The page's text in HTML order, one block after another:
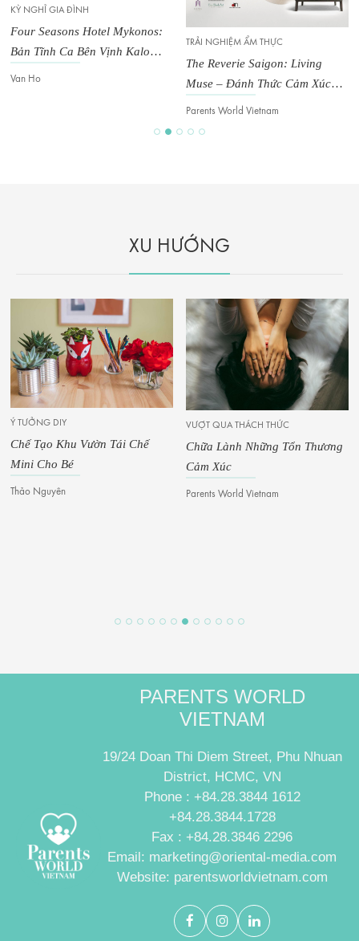
KỲ NGHỈ GIA ĐÌNH
Four Seasons Hotel Mykonos:
Bản Tĩnh Ca Bên Vịnh Kalo
Van Ho
TRẢI NGHIỆM ẨM THỰC
The Reverie Saigon: Living
Muse – Đánh Thức Cảm Xúc
Trong Không Gian Đương Đại
Parents World Vietnam
XU HƯỚNG
Ý TƯỞNG DIY
Chế Tạo Khu Vườn Tái Chế
Mini Cho Bé
Thảo Nguyên
VƯỢT QUA THÁCH THỨC
Chữa Lành Những Tổn Thương
Cảm Xúc
Parents World Vietnam
PARENTS WORLD
VIETNAM
19/24 Doan Thi Diem Street, Phu Nhuan
District, HCMC, VN
Phone : +84.28.3844 1612
+84.28.3844.1728
Fax : +84.28.3846 2296
Email: marketing@oriental-media.com
Website: parentsworldvietnam.com